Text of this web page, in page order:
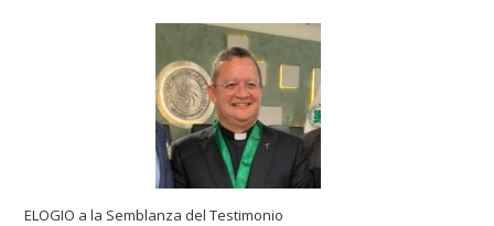
ELOGIO a la Semblanza del Testimonio